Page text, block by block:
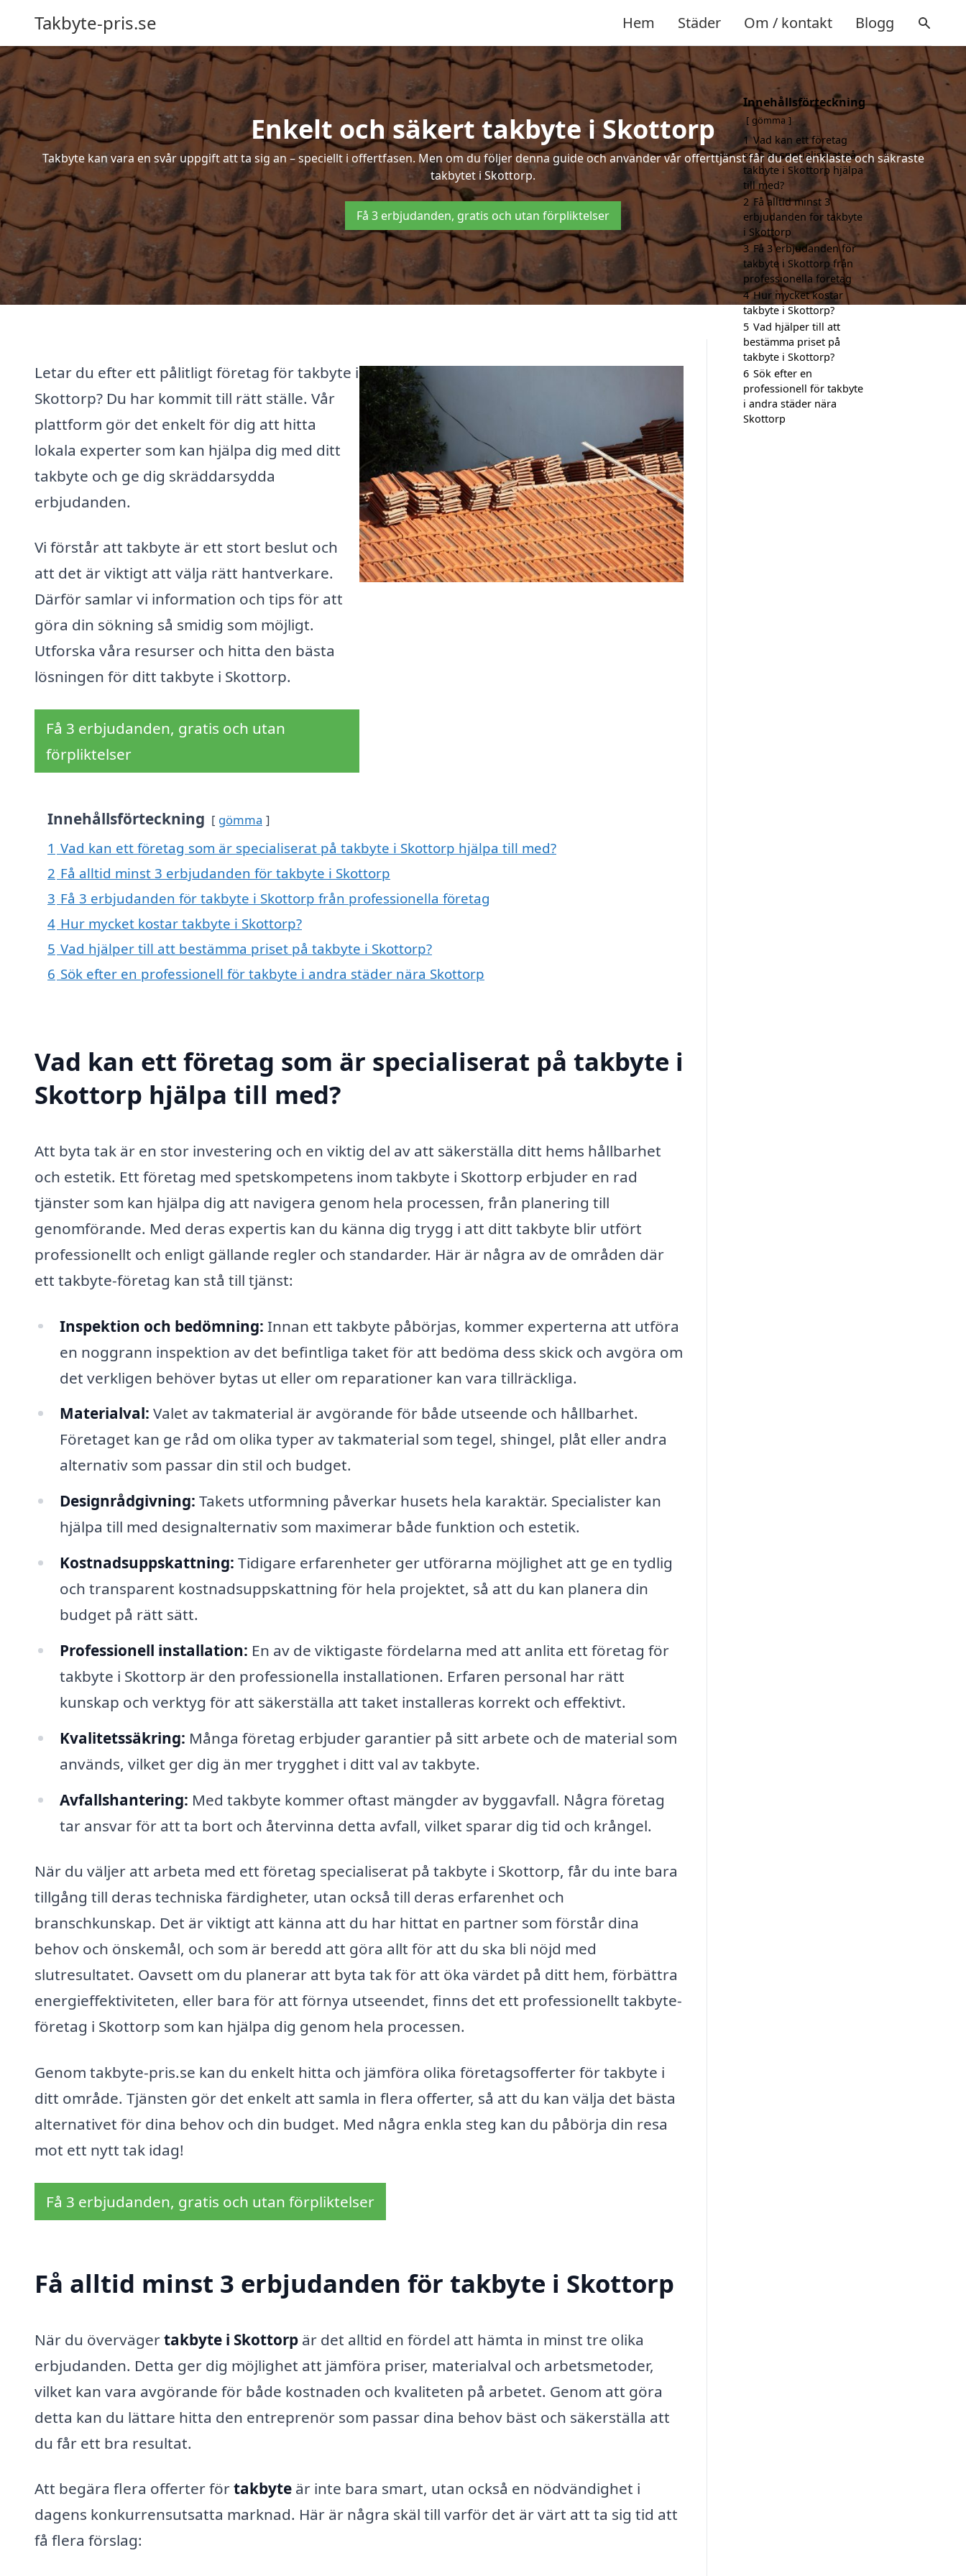
Takbyte-pris.se Hem Städer Om / kontakt Blogg
Enkelt och säkert takbyte i Skottorp
Takbyte kan vara en svår uppgift att ta sig an – speciellt i offertfasen. Men om du följer denna guide och använder vår offerttjänst får du det enklaste och säkraste
takbytet i Skottorp.
Få 3 erbjudanden, gratis och utan förpliktelser
Letar du efter ett pålitligt företag för takbyte i
Skottorp? Du har kommit till rätt ställe. Vår
plattform gör det enkelt för dig att hitta
lokala experter som kan hjälpa dig med ditt
takbyte och ge dig skräddarsydda
erbjudanden.
Vi förstår att takbyte är ett stort beslut och
att det är viktigt att välja rätt hantverkare.
Därför samlar vi information och tips för att
göra din sökning så smidig som möjligt.
Utforska våra resurser och hitta den bästa
lösningen för ditt takbyte i Skottorp.
Få 3 erbjudanden, gratis och utan
förpliktelser
Innehållsförteckning gömma
1 Vad kan ett företag som är specialiserat på takbyte i Skottorp hjälpa till med?
2 Få alltid minst 3 erbjudanden för takbyte i Skottorp
3 Få 3 erbjudanden för takbyte i Skottorp från professionella företag
4 Hur mycket kostar takbyte i Skottorp?
5 Vad hjälper till att bestämma priset på takbyte i Skottorp?
6 Sök efter en professionell för takbyte i andra städer nära Skottorp
Vad kan ett företag som är specialiserat på takbyte i
Skottorp hjälpa till med?
Att byta tak är en stor investering och en viktig del av att säkerställa ditt hems hållbarhet
och estetik. Ett företag med spetskompetens inom takbyte i Skottorp erbjuder en rad
tjänster som kan hjälpa dig att navigera genom hela processen, från planering till
genomförande. Med deras expertis kan du känna dig trygg i att ditt takbyte blir utfört
professionellt och enligt gällande regler och standarder. Här är några av de områden där
ett takbyte-företag kan stå till tjänst:
Inspektion och bedömning: Innan ett takbyte påbörjas, kommer experterna att utföra
en noggrann inspektion av det befintliga taket för att bedöma dess skick och avgöra om
det verkligen behöver bytas ut eller om reparationer kan vara tillräckliga.
Materialval: Valet av takmaterial är avgörande för både utseende och hållbarhet.
Företaget kan ge råd om olika typer av takmaterial som tegel, shingel, plåt eller andra
alternativ som passar din stil och budget.
Designrådgivning: Takets utformning påverkar husets hela karaktär. Specialister kan
hjälpa till med designalternativ som maximerar både funktion och estetik.
Kostnadsuppskattning: Tidigare erfarenheter ger utförarna möjlighet att ge en tydlig
och transparent kostnadsuppskattning för hela projektet, så att du kan planera din
budget på rätt sätt.
Professionell installation: En av de viktigaste fördelarna med att anlita ett företag för
takbyte i Skottorp är den professionella installationen. Erfaren personal har rätt
kunskap och verktyg för att säkerställa att taket installeras korrekt och effektivt.
Kvalitetssäkring: Många företag erbjuder garantier på sitt arbete och de material som
används, vilket ger dig än mer trygghet i ditt val av takbyte.
Avfallshantering: Med takbyte kommer oftast mängder av byggavfall. Några företag
tar ansvar för att ta bort och återvinna detta avfall, vilket sparar dig tid och krångel.
När du väljer att arbeta med ett företag specialiserat på takbyte i Skottorp, får du inte bara
tillgång till deras techniska färdigheter, utan också till deras erfarenhet och
branschkunskap. Det är viktigt att känna att du har hittat en partner som förstår dina
behov och önskemål, och som är beredd att göra allt för att du ska bli nöjd med
slutresultatet. Oavsett om du planerar att byta tak för att öka värdet på ditt hem, förbättra
energieffektiviteten, eller bara för att förnya utseendet, finns det ett professionellt takbyte-
företag i Skottorp som kan hjälpa dig genom hela processen.
Genom takbyte-pris.se kan du enkelt hitta och jämföra olika företagsofferter för takbyte i
ditt område. Tjänsten gör det enkelt att samla in flera offerter, så att du kan välja det bästa
alternativet för dina behov och din budget. Med några enkla steg kan du påbörja din resa
mot ett nytt tak idag!
Få 3 erbjudanden, gratis och utan förpliktelser
Få alltid minst 3 erbjudanden för takbyte i Skottorp
När du övervägertakbyte i Skottorp är det alltid en fördel att hämta in minst tre olika
erbjudanden. Detta ger dig möjlighet att jämföra priser, materialval och arbetsmetoder,
vilket kan vara avgörande för både kostnaden och kvaliteten på arbetet. Genom att göra
detta kan du lättare hitta den entreprenör som passar dina behov bäst och säkerställa att
du får ett bra resultat.
Att begära flera offerter förtakbyte är inte bara smart, utan också en nödvändighet i
dagens konkurrensutsatta marknad. Här är några skäl till varför det är värt att ta sig tid att
få flera förslag:
Innehållsförteckning
gömma
1 Vad kan ett företag
som är specialiserat på
takbyte i Skottorp hjälpa
till med?
2 Få alltid minst 3
erbjudanden för takbyte
i Skottorp
3 Få 3 erbjudanden för
takbyte i Skottorp från
professionella företag
4 Hur mycket kostar
takbyte i Skottorp?
5 Vad hjälper till att
bestämma priset på
takbyte i Skottorp?
6 Sök efter en
professionell för takbyte
i andra städer nära
Skottorp